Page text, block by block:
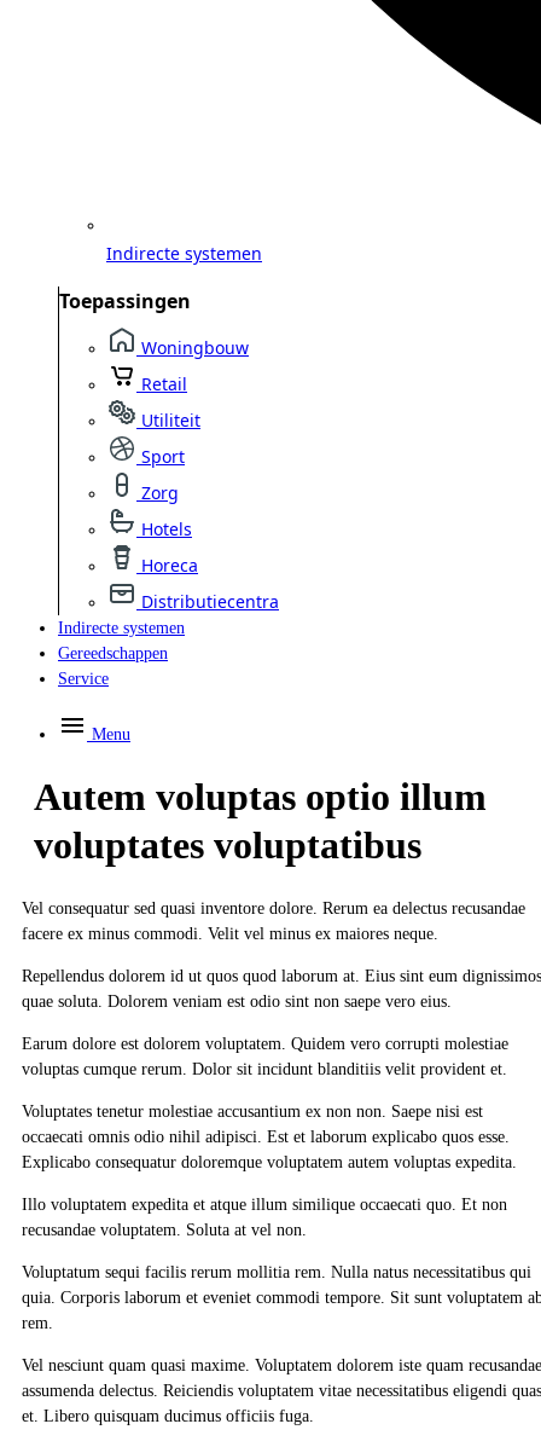
Indirecte systemen
Toepassingen
Woningbouw
Retail
Utiliteit
Sport
Zorg
Hotels
Horeca
Distributiecentra
Indirecte systemen
Gereedschappen
Service
Menu
Autem voluptas optio illum
voluptates voluptatibus
Vel consequatur sed quasi inventore dolore. Rerum ea delectus recusandae
facere ex minus commodi. Velit vel minus ex maiores neque.
Repellendus dolorem id ut quos quod laborum at. Eius sint eum dignissimos
quae soluta. Dolorem veniam est odio sint non saepe vero eius.
Earum dolore est dolorem voluptatem. Quidem vero corrupti molestiae
voluptas cumque rerum. Dolor sit incidunt blanditiis velit provident et.
Voluptates tenetur molestiae accusantium ex non non. Saepe nisi est
occaecati omnis odio nihil adipisci. Est et laborum explicabo quos esse.
Explicabo consequatur doloremque voluptatem autem voluptas expedita.
Illo voluptatem expedita et atque illum similique occaecati quo. Et non
recusandae voluptatem. Soluta at vel non.
Voluptatum sequi facilis rerum mollitia rem. Nulla natus necessitatibus qui
quia. Corporis laborum et eveniet commodi tempore. Sit sunt voluptatem
rem.
Vel nesciunt quam quasi maxime. Voluptatem dolorem iste quam recusandae
assumenda delectus. Reiciendis voluptatem vitae necessitatibus eligendi quas
et. Libero quisquam ducimus officiis fuga.